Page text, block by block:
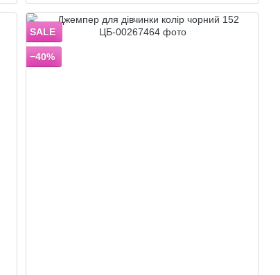
SALE
−40%